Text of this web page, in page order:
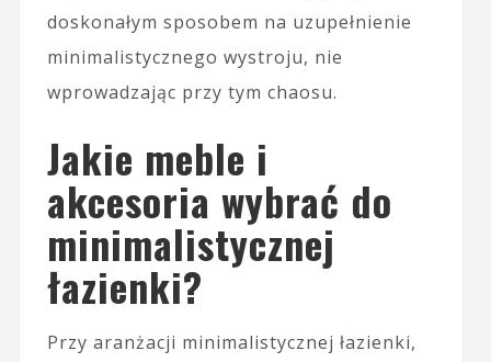
doskonałym sposobem na uzupełnienie
minimalistycznego wystroju, nie
wprowadzając przy tym chaosu.
Jakie meble i
akcesoria wybrać do
minimalistycznej
łazienki?
Przy aranżacji minimalistycznej łazienki,